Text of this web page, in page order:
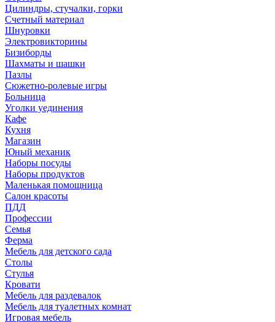
Цилиндры, стучалки, горки
Счетный материал
Шнуровки
Электровикторины
Бизиборды
Шахматы и шашки
Пазлы
Сюжетно-ролевые игры
Больница
Уголки уединения
Кафе
Кухня
Магазин
Юный механик
Наборы посуды
Наборы продуктов
Маленькая помощница
Салон красоты
ПДД
Профессии
Семья
Ферма
Мебель для детского сада
Столы
Cтулья
Кровати
Мебель для раздевалок
Мебель для туалетных комнат
Игровая мебель